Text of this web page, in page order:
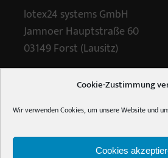
Cookie-Zustimmung
Wir verwenden Cookies, um unsere Website und
Cookies
lotex24 systems GmbH
Jamnoer Hauptstraße 60
03149 Forst (Lausitz)
info [ at ] holzalbum.de
©2020 lotex24 systems GmbH